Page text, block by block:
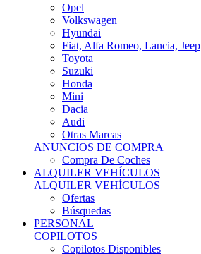
Opel
Volkswagen
Hyundai
Fiat, Alfa Romeo, Lancia, Jeep
Toyota
Suzuki
Honda
Mini
Dacia
Audi
Otras Marcas
ANUNCIOS DE COMPRA
Compra De Coches
ALQUILER VEHÍCULOS
ALQUILER VEHÍCULOS
Ofertas
Búsquedas
PERSONAL
COPILOTOS
Copilotos Disponibles